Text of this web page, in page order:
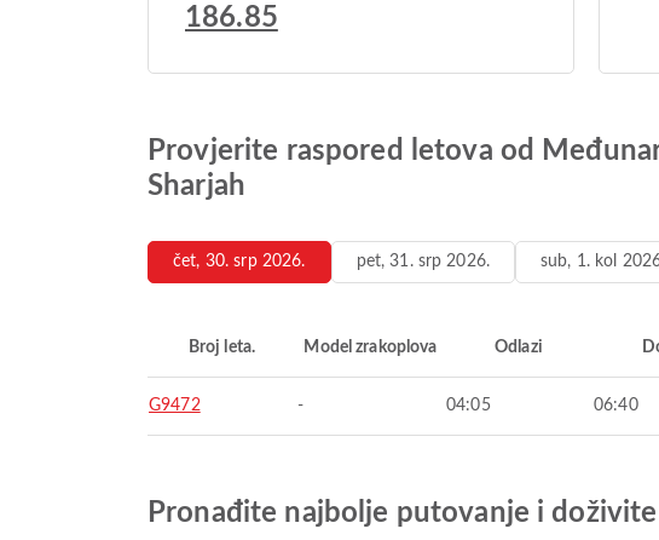
186.85
Provjerite raspored letova od
Sharjah
čet, 30. srp 2026. pet, 31. srp 2026. sub, 1. kol
Broj leta. Model zrakoplova Odlazi
G9472 - 04:05 06:40
Pronađite najbolje putovanje i